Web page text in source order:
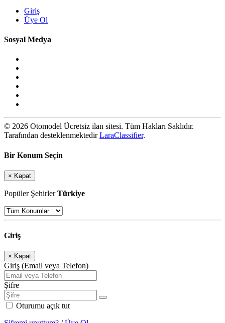
Giriş
Üye Ol
Sosyal Medya
© 2026 Otomodel Ücretsiz ilan sitesi. Tüm Hakları Saklıdır.
Tarafından desteklenmektedirLaraClassifier.
Bir Konum Seçin
× Kapat
Popüler ŞehirlerTürkiye
Giriş
× Kapat
Giriş (Email veya Telefon)
Şifre
Oturumu açık tut